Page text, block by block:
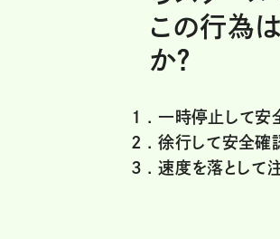
この行為
か？
1 .一時停止して安
2 .徐行して安全確
3 .速度を落として